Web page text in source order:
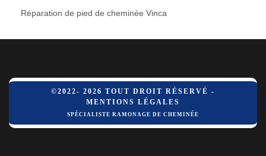
Réparation de pied de cheminée Vinca
©2022- 2026 TOUT DROIT RÉSERVÉ -
MENTIONS LÉGALES
SPÉCIALISTE RAMONAGE DE CHEMINÉE